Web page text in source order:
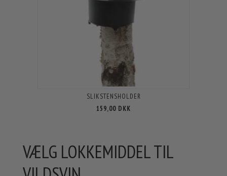
SLIKSTENSHOLDER
159,00 DKK
VÆLG LOKKEMIDDEL TIL